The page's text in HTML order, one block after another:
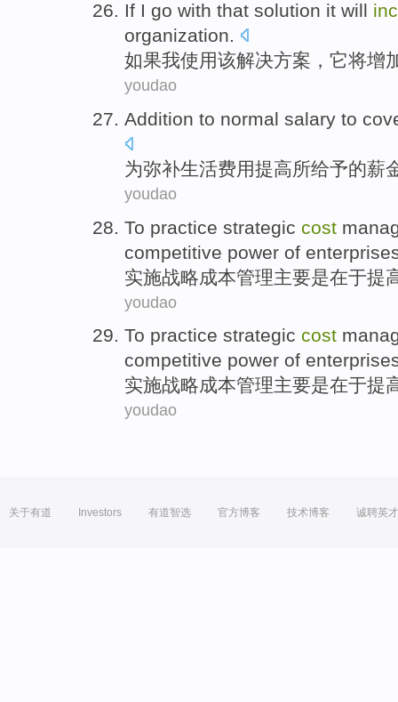
If I go with that solution it will
organization.
如果我使用该解决方案 ， 它将增
youdao
Addition to normal salary to
为弥补生活费用提高所给予的薪
youdao
To practice strategic cost
competitive power of
实施战略成本管理主要是在于提
youdao
To practice strategic cost
competitive power of
实施战略成本管理主要是在于提
youdao
关于有道 Investors 有道智选 官方博客 技术博客 诚聘英才